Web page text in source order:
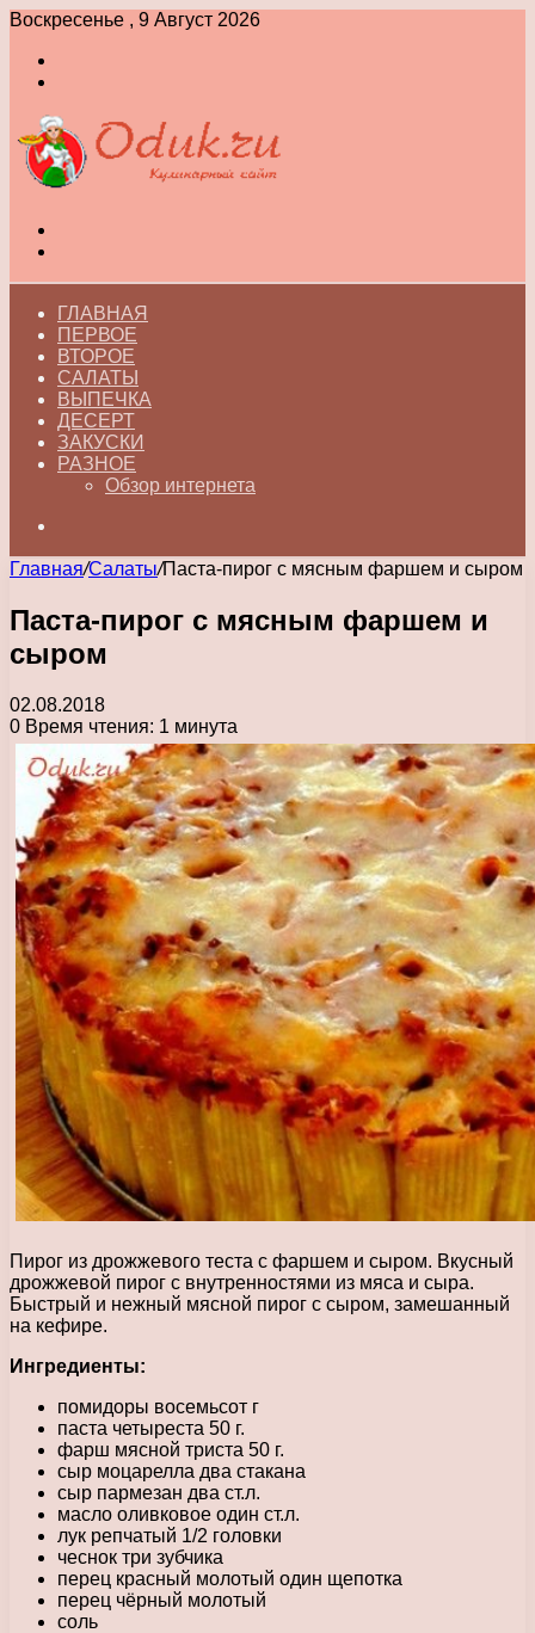
Воскресенье , 9 Август 2026
ГЛАВНАЯ
ПЕРВОЕ
ВТОРОЕ
САЛАТЫ
ВЫПЕЧКА
ДЕСЕРТ
ЗАКУСКИ
РАЗНОЕ
Обзор интернета
Главная/Салаты/Паста-пирог с мясным фаршем и сыром
Паста-пирог с мясным фаршем и
сыром
02.08.2018
0 Время чтения: 1 минута
Пирог из дрожжевого теста с фаршем и сыром. Вкусный
дрожжевой пирог с внутренностями из мяса и сыра.
Быстрый и нежный мясной пирог с сыром, замешанный
на кефире.
Ингредиенты:
помидоры восемьсот г
паста четыреста 50 г.
фарш мясной триста 50 г.
сыр моцарелла два стакана
сыр пармезан два ст.л.
масло оливковое один ст.л.
лук репчатый 1/2 головки
чеснок три зубчика
перец красный молотый один щепотка
перец чёрный молотый
соль